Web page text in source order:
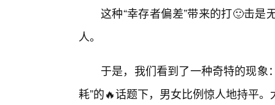
这种“幸存者偏差”带来的打🙂击
人。
于是，我们看到了一种奇特的现象
耗”的🔥话题下，男女比例惊人地持平